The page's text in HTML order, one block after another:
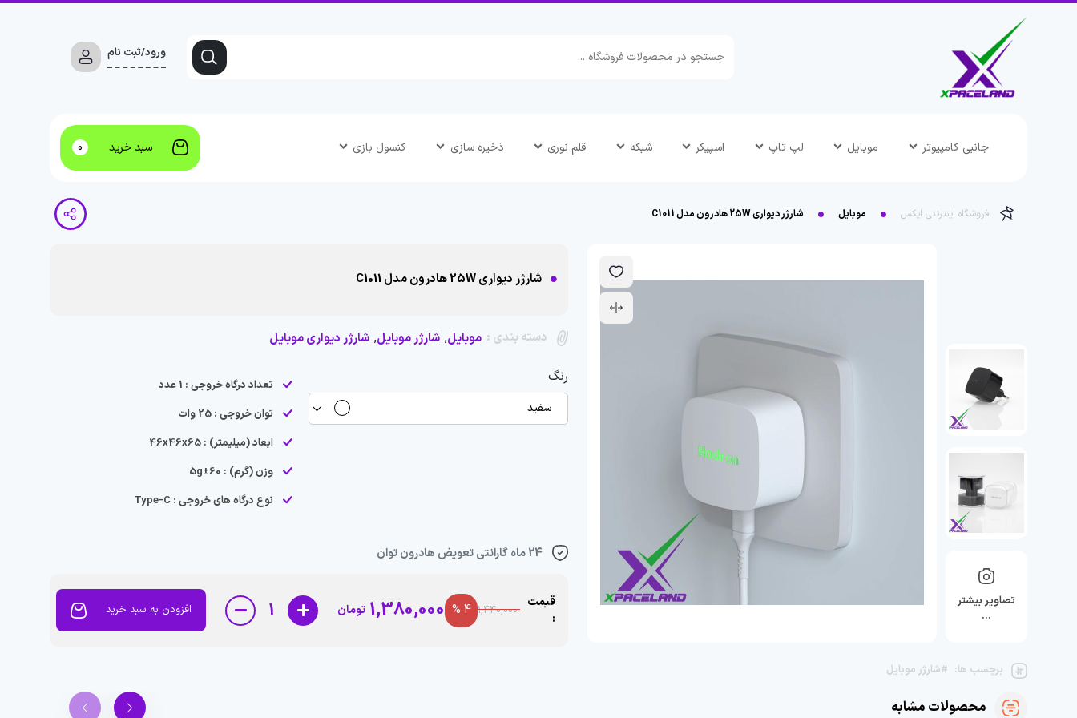
ورود/ثبت نام
جانبی کامپیوتر موبایل لپ تاپ اسپیکر شبکه قلم نوری ذخیره سازی کنسول بازی سبد خرید 0
فروشگاه اینترنتی ایکس موبایل شارژر دیواری 25W هادرون مدل C1011
تصاویر بیشتر
…
شارژر دیواری 25W هادرون مدل C1011
دسته بندی : موبایل, شارژر موبایل, شارژر دیواری موبایل
رنگ
سفید
تعداد درگاه خروجی : 1 عدد
توان خروجی : 25 وات
ابعاد (میلیمتر) : 46x46x65
وزن (گرم) : 60±5g
نوع درگاه های خروجی : Type-C
24 ماه گارانتی تعویض هادرون توان
قیمت
:
1,440,000
4 %
1,380,000 تومان 1 افزودن به سبد خرید
برچسب ها: #شارژر موبایل
محصولات مشابه